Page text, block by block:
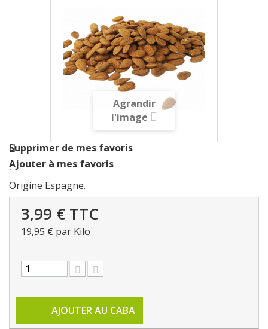
Agrandir
l'image
Supprimer de mes favoris
Ajouter à mes favoris
Origine Espagne.
3,99 € TTC
19,95 € par Kilo
AJOUTER AU CABA